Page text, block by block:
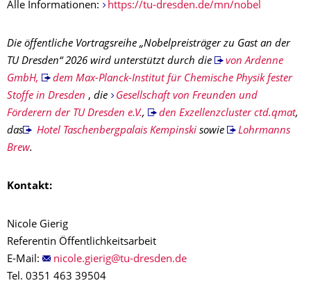
Alle Informationen: https://tu-dresden.de/mn/nobel
Die öffentliche Vortragsreihe „Nobelpreisträger zu Gast an der
TU Dresden“ 2026 wird unterstützt durch die
von Ardenne
GmbH,
dem Max-Planck-Institut für Chemische Physik fester
Stoffe in Dresden , die
Gesellschaft von Freunden und
Förderern der TU Dresden e.V., den Exzellenzcluster ctd.qmat,
das
Hotel Taschenbergpalais Kempinski sowie
Lohrmanns
Brew.
Kontakt:
Nicole Gierig
Referentin Öffentlichkeitsarbeit
E-Mail:
Tel. 0351 463 39504